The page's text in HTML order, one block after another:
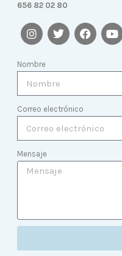
656 82 02 80
Nombre
Correo electrónico
Mensaje